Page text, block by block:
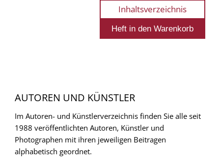
Inhaltsverzeichnis
AUTOREN UND KÜNSTLER
Im Autoren- und Künstlerverzeichnis finden Sie alle seit
1988 veröffentlichten Autoren, Künstler und
Photographen mit ihren jeweiligen Beitragen
alphabetisch geordnet.